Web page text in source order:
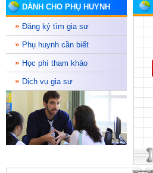
DÀNH CHO PHỤ HUYNH
Đăng ký tìm gia sư
Phụ huynh cần biết
Học phí tham khảo
Dịch vụ gia sư